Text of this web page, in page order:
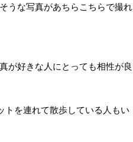
うな写真があちらこちらで撮れ
が好きな人にとっても相性が良
トを連れて散歩している人もい